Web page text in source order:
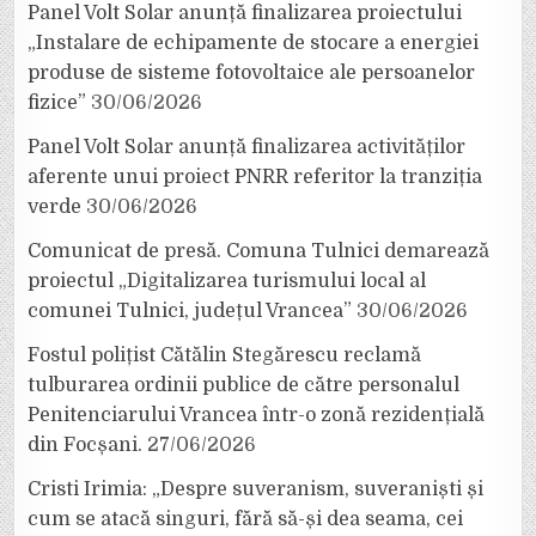
Panel Volt Solar anunță finalizarea proiectului
„Instalare de echipamente de stocare a energiei
produse de sisteme fotovoltaice ale persoanelor
fizice” 30/06/2026
Panel Volt Solar anunță finalizarea activităților
aferente unui proiect PNRR referitor la tranziția
verde 30/06/2026
Comunicat de presă. Comuna Tulnici demarează
proiectul „Digitalizarea turismului local al
comunei Tulnici, județul Vrancea” 30/06/2026
Fostul polițist Cătălin Stegărescu reclamă
tulburarea ordinii publice de către personalul
Penitenciarului Vrancea într-o zonă rezidențială
din Focșani. 27/06/2026
Cristi Irimia: „Despre suveranism, suveraniști și
cum se atacă singuri, fără să-și dea seama, cei